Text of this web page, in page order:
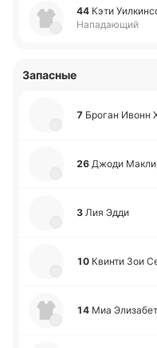
44 Кэти
Нападающий
Запасные
7 Броган Ивонн
26 Джоди
3 Лия Эдди
10 Квинти Зои
14 Миа